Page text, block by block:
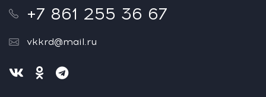
+7 861 255 36 67
vkkrd@mail.ru